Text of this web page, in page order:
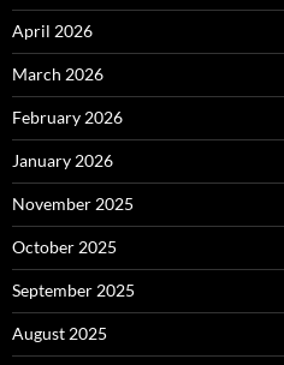
April 2026
March 2026
February 2026
January 2026
November 2025
October 2025
September 2025
August 2025